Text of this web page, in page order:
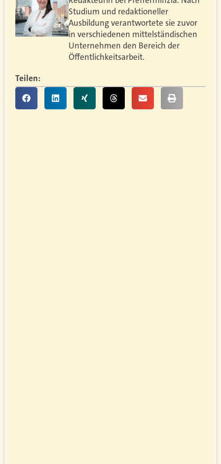
Studium und redaktioneller
Ausbildung verantwortete sie zuvor
in verschiedenen mittelständischen
Unternehmen den Bereich der
Öffentlichkeitsarbeit.
Teilen: